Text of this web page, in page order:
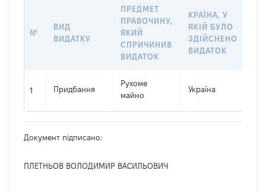
№
ВИД
ВИДАТКУ
ПРЕДМЕТ
ПРАВОЧИНУ,
ЯКИЙ
СПРИЧИНИВ
ВИДАТОК
КРАЇНА, У
ЯКІЙ БУЛО
ЗДІЙСНЕНО
ВИДАТОК
1 Придбання
Рухоме
майно
Україна
Документ підписано:
ПЛЕТНЬОВ ВОЛОДИМИР ВАСИЛЬОВИЧ